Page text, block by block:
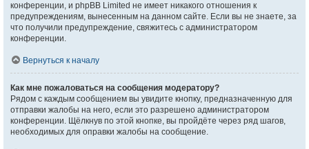
конференции, и phpBB Limited не имеет никакого отношения к
предупреждениям, вынесенным на данном сайте. Если вы не знаете, за
что получили предупреждение, свяжитесь с администратором
конференции.
Вернуться к началу
Как мне пожаловаться на сообщения модератору?
Рядом с каждым сообщением вы увидите кнопку, предназначенную для
отправки жалобы на него, если это разрешено администратором
конференции. Щёлкнув по этой кнопке, вы пройдёте через ряд шагов,
необходимых для оправки жалобы на сообщение.